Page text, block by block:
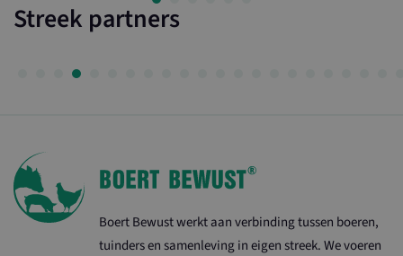
Streek partners
Boert Bewust werkt aan verbinding tussen boeren,
tuinders en samenleving in eigen streek. We voeren